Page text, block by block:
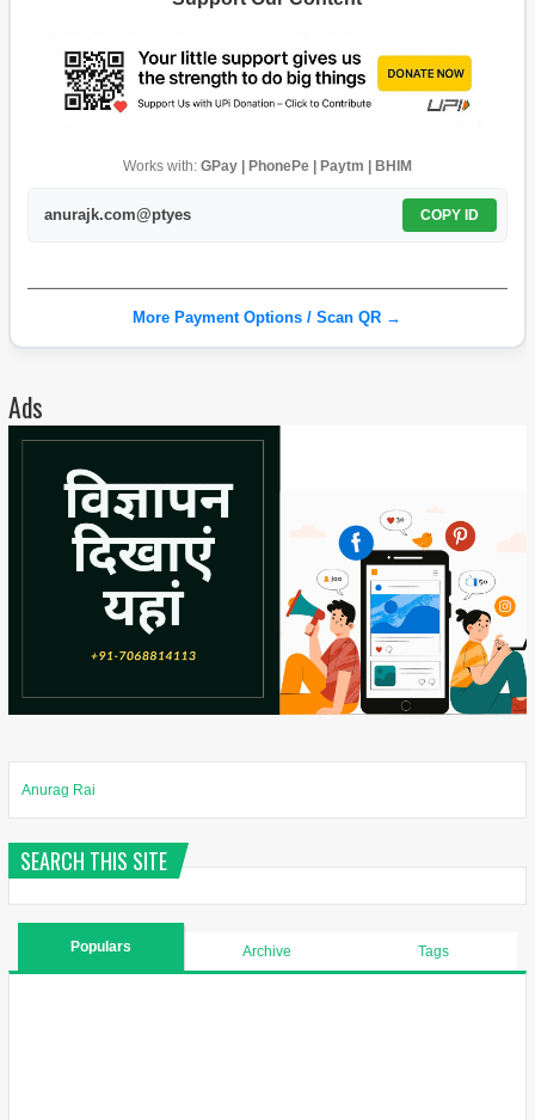
Works with: GPay | PhonePe | Paytm | BHIM
anurajk.com@ptyes COPY ID
More Payment Options / Scan QR →
Ads
Anurag Rai
SEARCH THIS SITE
Populars Archive Tags